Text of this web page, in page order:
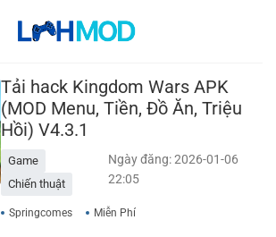
Tải hack Kingdom Wars APK
(MOD Menu, Tiền, Đồ Ăn, Triệu
Hồi) V4.3.1
Game
Chiến thuật
Ngày đăng: 2026-01-06
22:05
Springcomes Miễn Phí